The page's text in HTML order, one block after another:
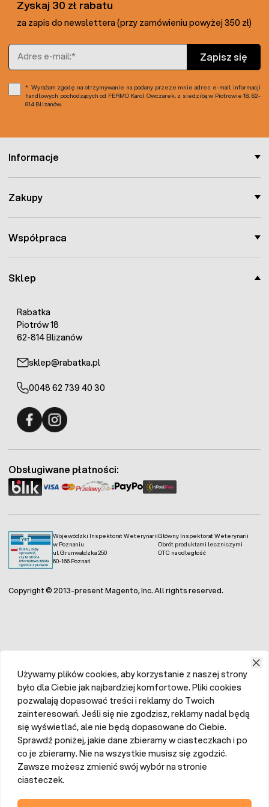
Sklep
Rabatka
Piotrów 18
62-814 Blizanów
sklep@rabatka.pl
0048 62 739 40 30
Informacje
Zakupy
Współpraca
Zyskaj 30 zł rabatu
za zapis do newslettera (przy zamówieniu powyżej 350 zł)
Adres e-mail
Zapisz się
Wyrażam zgodę na otrzymywanie na podany przeze mnie adres e-mail informacji
handlowych pochodzących od FERMO Karol Owczarek, z siedzibą w Piotrowie 18, 62-
814 Blizanów.
Wojewódzki Inspektorat Weterynarii
w Poznaniu
ul. Grunwaldzka 250
60-166 Poznań
Główny Inspektorat Weterynarii
Obrót produktami leczniczymi
OTC na odległość
Obsługiwane płatności:
Copyright © 2013-present Magento, Inc. All rights reserved.
Używamy plików cookies, aby korzystanie z naszej strony
było dla Ciebie jak najbardziej komfortowe. Pliki cookies
pozwalają dopasować treści i reklamy do Twoich
zainteresowań. Jeśli się nie zgodzisz, reklamy nadal będą
się wyświetlać, ale nie będą dopasowane do Ciebie.
Sprawdź poniżej, jakie dane zbieramy w ciasteczkach i po
co je zbieramy. Nie na wszystkie musisz się zgodzić.
Zawsze możesz zmienić swój wybór na stronie
ciasteczek.